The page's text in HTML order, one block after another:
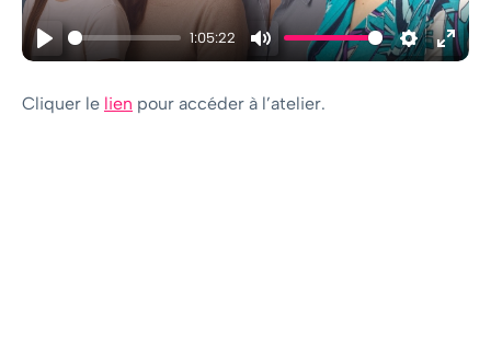
Play
1:05:22
Mute Settings
Cliquer le lien pour accéder à l’atelier.